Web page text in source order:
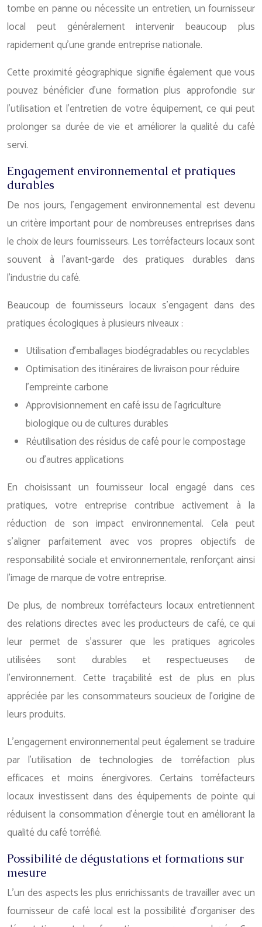
tombe en panne ou nécessite un entretien, un fournisseur
local peut généralement intervenir beaucoup plus
rapidement qu’une grande entreprise nationale.
Cette proximité géographique signifie également que vous
pouvez bénéficier d’une formation plus approfondie sur
l’utilisation et l’entretien de votre équipement, ce qui peut
prolonger sa durée de vie et améliorer la qualité du café
servi.
Engagement environnemental et pratiques
durables
De nos jours, l’engagement environnemental est devenu
un critère important pour de nombreuses entreprises dans
le choix de leurs fournisseurs. Les torréfacteurs locaux sont
souvent à l’avant-garde des pratiques durables dans
l’industrie du café.
Beaucoup de fournisseurs locaux s’engagent dans des
pratiques écologiques à plusieurs niveaux :
Utilisation d’emballages biodégradables ou recyclables
Optimisation des itinéraires de livraison pour réduire
l’empreinte carbone
Approvisionnement en café issu de l’agriculture
biologique ou de cultures durables
Réutilisation des résidus de café pour le compostage
ou d’autres applications
En choisissant un fournisseur local engagé dans ces
pratiques, votre entreprise contribue activement à la
réduction de son impact environnemental. Cela peut
s’aligner parfaitement avec vos propres objectifs de
responsabilité sociale et environnementale, renforçant ainsi
l’image de marque de votre entreprise.
De plus, de nombreux torréfacteurs locaux entretiennent
des relations directes avec les producteurs de café, ce qui
leur permet de s’assurer que les pratiques agricoles
utilisées sont durables et respectueuses de
l’environnement. Cette traçabilité est de plus en plus
appréciée par les consommateurs soucieux de l’origine de
leurs produits.
L’engagement environnemental peut également se traduire
par l’utilisation de technologies de torréfaction plus
efficaces et moins énergivores. Certains torréfacteurs
locaux investissent dans des équipements de pointe qui
réduisent la consommation d’énergie tout en améliorant la
qualité du café torréfié.
Possibilité de dégustations et formations sur
mesure
L’un des aspects les plus enrichissants de travailler avec un
fournisseur de café local est la possibilité d’organiser des